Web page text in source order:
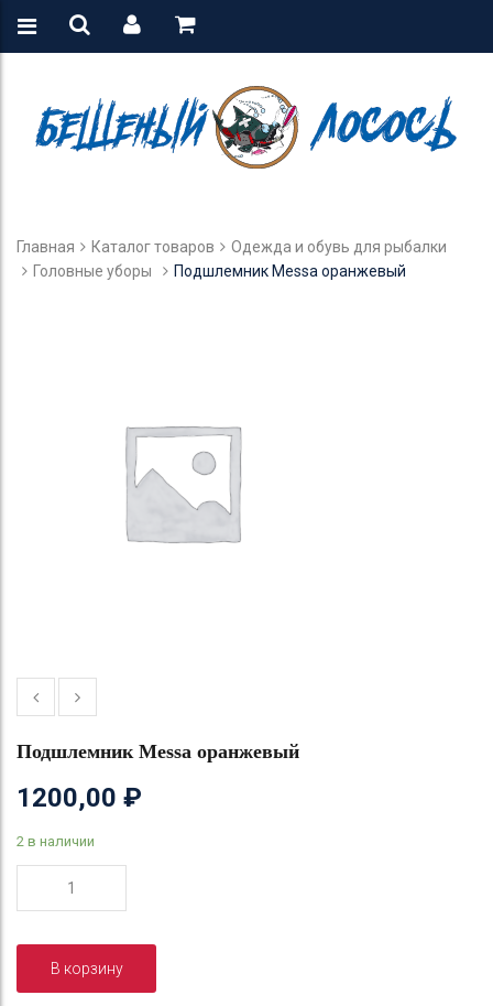
Главная Каталог товаров
Одежда и обувь для рыбалки
Головные уборы
Подшлемник Messa оранжевый
Подшлемник Messa оранжевый
1200,00 ₽
2 в наличии
Messa
оранжевый
В корзину